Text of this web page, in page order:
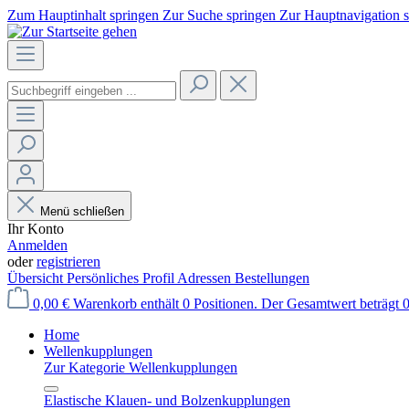
Zum Hauptinhalt springen Zur Suche springen Zur Hauptnavigation
Menü schließen
Ihr Konto
Anmelden
oderregistrieren
Übersicht Persönliches Profil Adressen Bestellungen
0,00 € Warenkorb enthält 0 Positionen. Der Gesamtwert beträgt
Home
Wellenkupplungen
Zur Kategorie Wellenkupplungen
Elastische Klauen- und Bolzenkupplungen